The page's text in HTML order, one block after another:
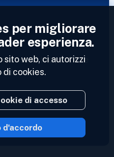
il tuo profilo e
per migliorare
esperienza.
sito web, ci autorizzi
di cookies.
di accesso
d'accordo